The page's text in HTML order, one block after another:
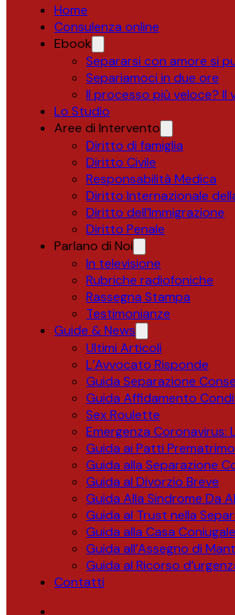
Home
Consulenza online
Ebook
Separarsi con amore si
Separiamoci in due ore
Il processo più veloce?
Lo Studio
Aree di Intervento
Diritto di famiglia
Diritto Civile
Responsabilità Medica
Diritto Internazionale
Diritto dell’Immigrazione
Diritto Penale
Parlano di Noi
In televisione
Rubriche radiofoniche
Rassegna Stampa
Testimonianze
Guide & News
Ultimi Articoli
L’Avvocato Risponde
Guida Separazione
Guida Affidamento
Sex Roulette
Emergenza Coronavirus:
Guida ai Patti
Guida alla Separazione
Guida al Divorzio Breve
Guida Alla Sindrome Da
Guida al Trust nella
Guida alla Casa Coniugale
Guida all’Assegno di
Guida al Ricorso
Contatti